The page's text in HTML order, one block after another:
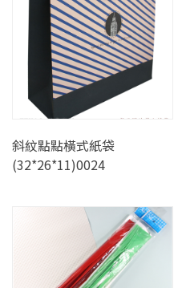
斜紋點點橫式紙袋
(32*26*11)0024